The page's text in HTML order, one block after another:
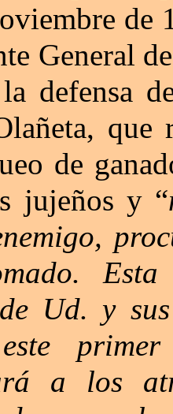
de
General
defensa
que
de
jujeños y “
Ud. y
a los